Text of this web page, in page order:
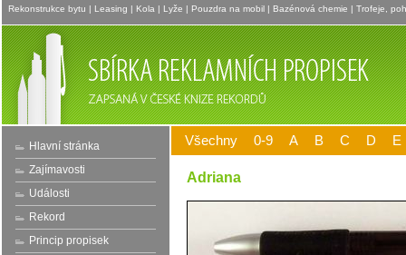
Rekonstrukce bytu | Leasing | Kola | Lyže | Pouzdra na mobil | Bazénová chemie | Trofeje,
Hlavní stránka
Zajímavosti
Události
Rekord
Princip propisek
Všechny 0-9 A B C D E
Adriana